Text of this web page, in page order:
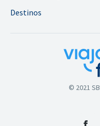
Destinos
© 2021